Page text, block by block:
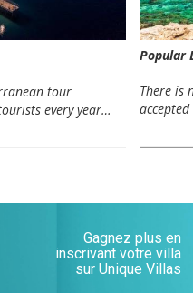
tour
every year…
Popular
There is
Gagnez plus en
inscrivant votre villa
sur Unique Villas